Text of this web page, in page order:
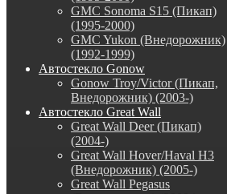
GMC Sonoma S15 (Пикап)
(1995-2000)
GMC Yukon (Внедорожник)
(1992-1999)
Автостекло Gonow
Gonow Troy/Victor (Пикап,
Внедорожник) (2003-)
Автостекло Great Wall
Great Wall Deer (Пикап)
(2004-)
Great Wall Hover/Haval H3
(Внедорожник) (2005-)
Great Wall Pegasus